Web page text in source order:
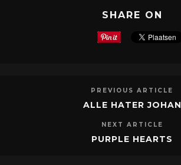
SHARE ON
PREVIOUS ARTICLE
ALLE HATER JOHAN
NEXT ARTICLE
PURPLE HEARTS